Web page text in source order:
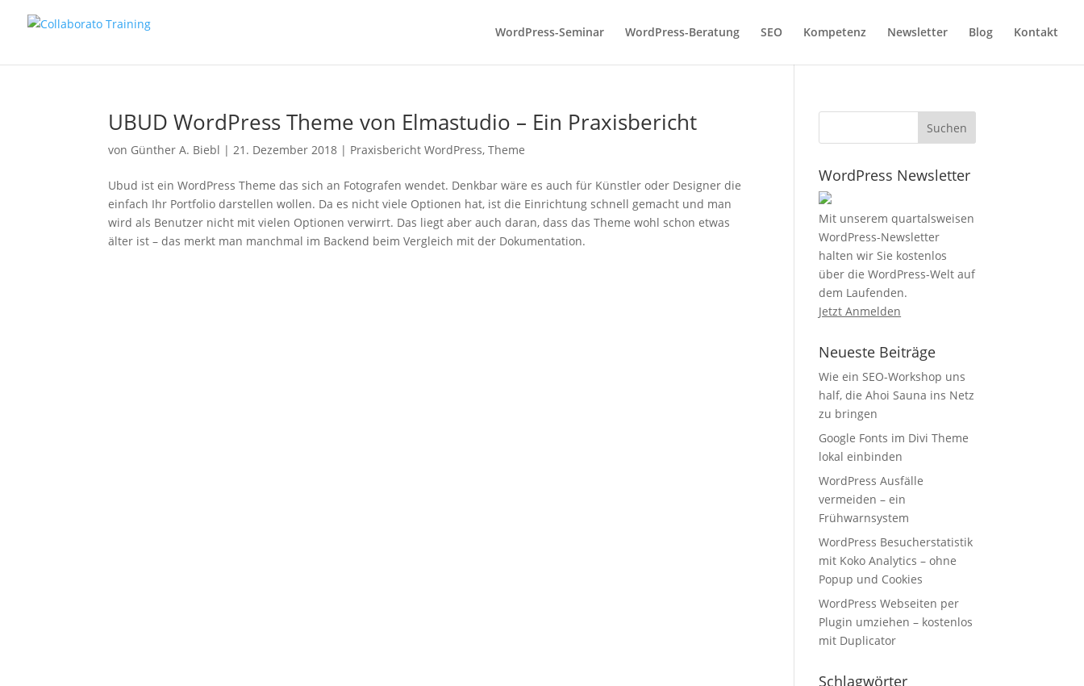
WordPress-­Seminar WordPress-­Beratung SEO Kompetenz Newsletter Blog Kontakt
UBUD WordPress Theme von Elmastudio – Ein Praxisbericht
von Günther A. Biebl |21. Dezember 2018 | Praxisbericht WordPress,Theme
Ubud ist ein WordPress Theme das sich an Fotografen wendet. Denkbar wäre es auch für Künstler oder Designer die
einfach Ihr Portfolio darstellen wollen. Da es nicht viele Optionen hat, ist die Einrichtung schnell gemacht und man
wird als Benutzer nicht mit vielen Optionen verwirrt. Das liegt aber auch daran, dass das Theme wohl schon etwas
älter ist – das merkt man manchmal im Backend beim Vergleich mit der Dokumentation.
WordPress Newsletter
Mit unserem quartalsweisen
WordPress-Newsletter
halten wir Sie kostenlos
über die WordPress-Welt auf
dem Laufenden.
Jetzt Anmelden
Neueste Beiträge
Wie ein SEO-Workshop uns
half, die Ahoi Sauna ins Netz
zu bringen
Google Fonts im Divi Theme
lokal einbinden
WordPress Ausfälle
vermeiden – ein
Frühwarnsystem
WordPress Besucherstatistik
mit Koko Analytics – ohne
Popup und Cookies
WordPress Webseiten per
Plugin umziehen – kostenlos
mit Duplicator
Schlagwörter